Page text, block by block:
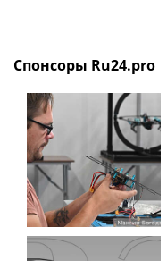
Спонсоры Ru24.pro